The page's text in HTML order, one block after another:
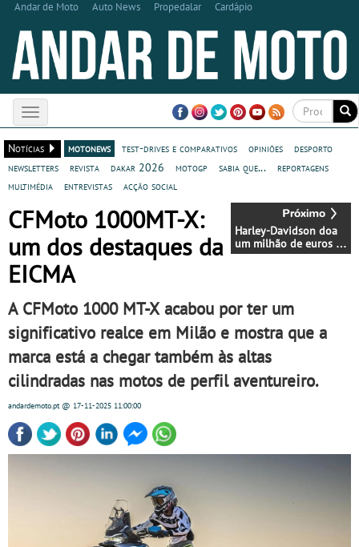
Andar de Moto Auto News Propedalar Cardápio
Toggle
navigation
Notícias
motonews test-drives e comparativos opiniões
desporto
newsletters
revista dakar 2026 motogp sabia que...
reportagens
multimédia
entrevistas acção social
Harley-Davidson doa
um milhão de euros a
instituições de
CFMoto 1000MT-X:
um dos destaques da
EICMA
A CFMoto 1000 MT-X acabou por ter um
significativo realce em Milão e mostra que a
marca está a chegar também às altas
cilindradas nas motos de perfil aventureiro.
andardemoto.pt@ 17-11-2025 11:00:00